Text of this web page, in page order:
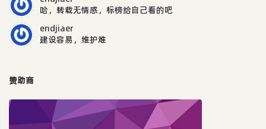
哈，转载无情感，标榜给自己看的吧
endjiaer
建设容易，维护难
赞助商